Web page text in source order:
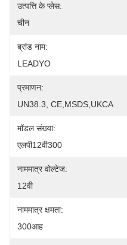
उत्पत्ति के प्लेस:
चीन
ब्रांड नाम:
LEADYO
प्रमाणन:
UN38.3, CE,MSDS,UKCA
मॉडल संख्या:
एलपी12वी300
नाममात्र वोल्टेज:
12वी
नाममात्र क्षमता:
300आह